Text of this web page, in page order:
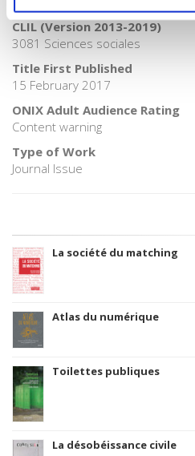
CLIL (Version 2013-2019)
3081 Sciences sociales
Title First Published
15 February 2017
ONIX Adult Audience Rating
Content warning
Type of Work
Journal Issue
La société du matching
Atlas du numérique
Toilettes publiques
La désobéissance civile